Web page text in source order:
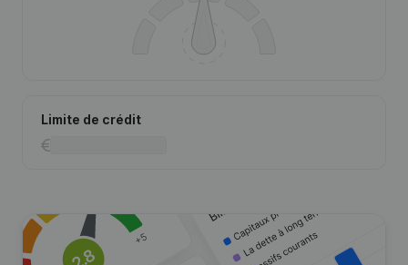
Limite de crédit